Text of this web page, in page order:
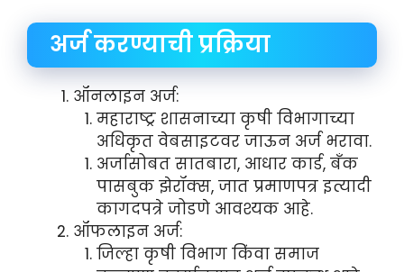
अर्ज करण्याची प्रक्रिया
ऑनलाइन अर्ज:
महाराष्ट्र शासनाच्या कृषी विभागाच्या
अधिकृत वेबसाइटवर जाऊन अर्ज भरावा.
अर्जासोबत सातबारा, आधार कार्ड, बँक
पासबुक झेरॉक्स, जात प्रमाणपत्र इत्यादी
कागदपत्रे जोडणे आवश्यक आहे.
ऑफलाइन अर्ज:
जिल्हा कृषी विभाग किंवा समाज